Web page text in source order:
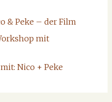
& Peke – der Film
mit
Nico + Peke